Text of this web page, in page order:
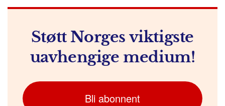
Støtt Norges viktigste
uavhengige medium!
Bli abonnent